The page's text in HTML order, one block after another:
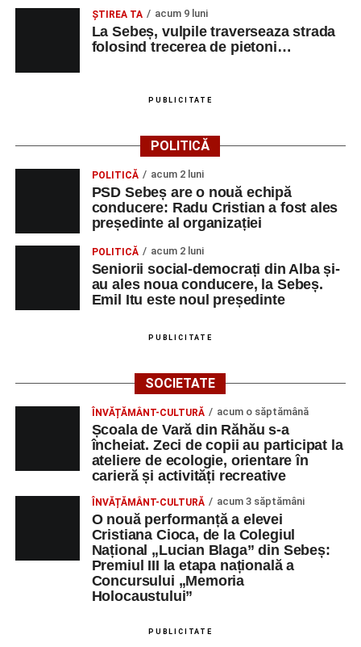
Urmărește-ne pe Google News
iluminatului public pe timpul nopții, în contextul
apelului la economii al Guvernului Bolojan
Duminică, 23 august 2026, Râpa Roșie găzduiește
cea de-a III-a ediție a concursului „CicloAventurier
de Sebeș”
Primul concert din cadrul String Symphonic Camp
2026 a adus emoție și aplauze la Sebeș
ŞTIREA TA acum 9 luni
La Sebeș, vulpile traverseaza strada
folosind trecerea de pietoni…
PUBLICITATE
POLITICĂ
POLITICĂ acum 2 luni
PSD Sebeș are o nouă echipă
conducere: Radu Cristian a fost ales
președinte al organizației
POLITICĂ acum 2 luni
Seniorii social-democrați din Alba și-
au ales noua conducere, la Sebeș.
Emil Itu este noul președinte
PUBLICITATE
SOCIETATE
ÎNVĂȚĂMÂNT-CULTURĂ acum o săptămână
Școala de Vară din Răhău s-a
încheiat. Zeci de copii au participat la
ateliere de ecologie, orientare în
carieră și activități recreative
ÎNVĂȚĂMÂNT-CULTURĂ acum 3 săptămâni
O nouă performanță a elevei
Cristiana Cioca, de la Colegiul
Național „Lucian Blaga” din Sebeș:
Premiul III la etapa națională a
Concursului „Memoria
Holocaustului”
PUBLICITATE